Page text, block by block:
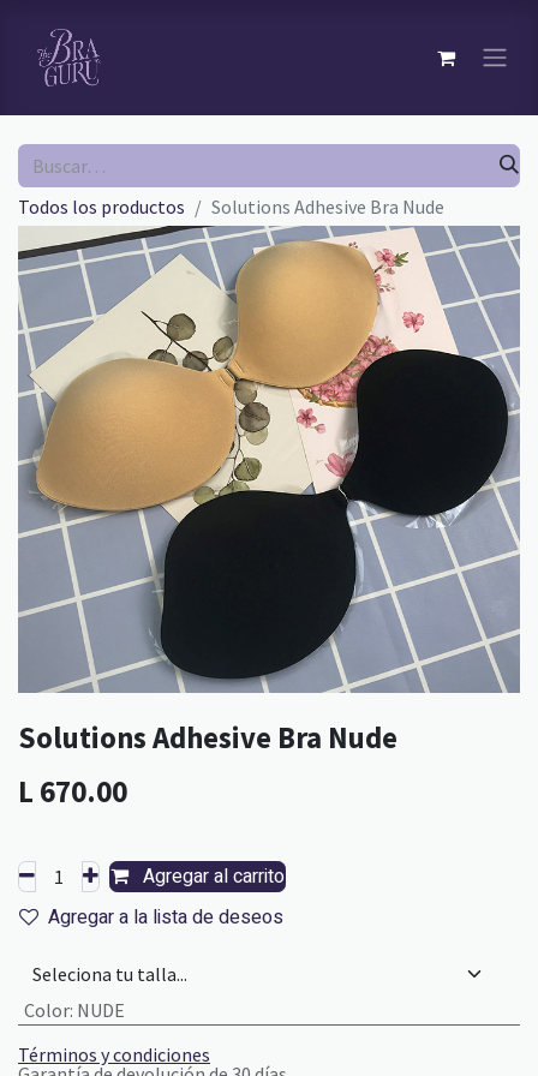
Todos los productos Solutions Adhesive Bra Nude
Solutions Adhesive Bra Nude
L 670.00
Agregar al carrito
Agregar a la lista de deseos
Color: NUDE
Términos y condiciones